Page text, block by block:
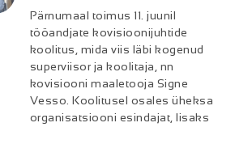
Pärnumaal toimus 11. juunil
tööandjate kovisioonijuhtide
koolitus, mida viis läbi kogenud
superviisor ja koolitaja, nn
kovisiooni maaletooja Signe
Vesso. Koolitusel osales üheksa
organisatsiooni esindajat, lisaks